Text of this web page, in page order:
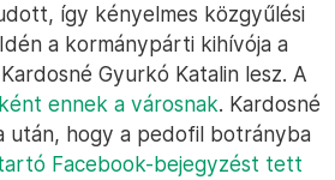
így kényelmes közgyűlési
a kormánypárti kihívója a
Gyurkó Katalin lesz. A
ennek a városnak. Kardosné
után, hogy a pedofil botrányba
Facebook-bejegyzést tett